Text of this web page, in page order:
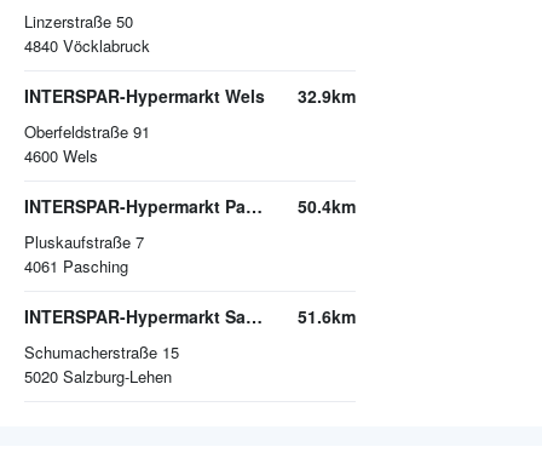
Linzerstraße 50
4840 Vöcklabruck
INTERSPAR-Hypermarkt Wels
Oberfeldstraße 91
4600 Wels
32.9km
INTERSPAR-Hypermarkt Pasching, PLUS CITY
Pluskaufstraße 7
4061 Pasching
50.4km
INTERSPAR-Hypermarkt Salzburg Lehen
Schumacherstraße 15
5020 Salzburg-Lehen
51.6km